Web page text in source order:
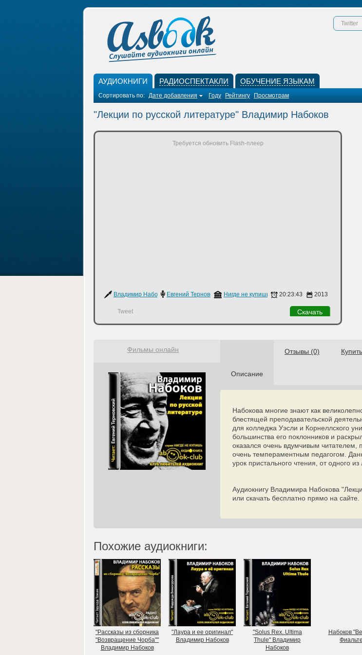
Twitter
АУДИОКНИГИ РАДИОСПЕКТАКЛИ ОБУЧЕНИЕ ЯЗЫКАМ
Сортировать по: Дате добавления Году Рейтингу Просмотрам
"Лекции по русской литературе" Владимир Набоков
Требуется обновить Flash-плеер
Владимир Набоков Евгений Терновский Нигде не купишь 20:23:43 2013
Tweet Скачать
Описание
Отзывы (0)
Набокова многие знают как
блестящей преподавательской
для колледжа Уэсли и Корнеллского
большинства его поклонников и
оказался очень вдумчивым
очень темпераментным педагогом.
урок пристального чтения, от одного
Аудиокнигу Владимира Набокова
или скачать бесплатно прямо на сайте.
Фильмы онлайн
Похожие аудиокниги:
"Рассказы из сборника
"Возвращение Чорба""
Владимир Набоков
"Лаура и ее оригинал"
Владимир Набоков
"Solus Rex. Ultima
Thule" Владимир
Набоков
Набоков